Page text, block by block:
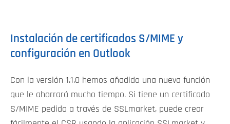
Instalación de certificados S/MIME y
configuración en Outlook
Con la versión 1.1.0 hemos añadido una nueva función
que le ahorrará mucho tiempo. Si tiene un certificado
S/MIME pedido a través de SSLmarket, puede crear